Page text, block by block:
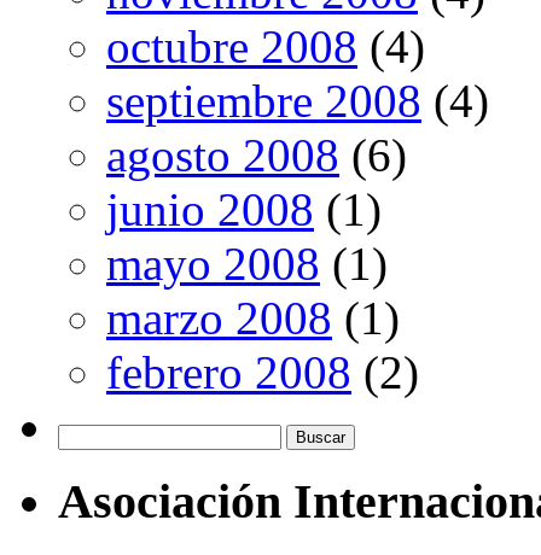
octubre 2008 (4)
septiembre 2008 (4)
agosto 2008 (6)
junio 2008 (1)
mayo 2008 (1)
marzo 2008 (1)
febrero 2008 (2)
Asociación